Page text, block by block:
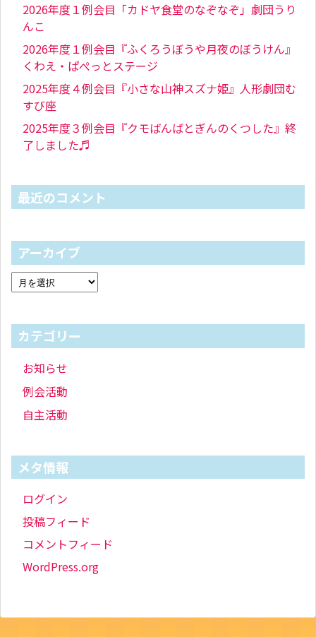
2026年度１例会目「カドヤ食堂のなぞなぞ」劇団うり
んこ
2026年度１例会目『ふくろうぼうや月夜のぼうけん』
くわえ・ぱぺっとステージ
2025年度４例会目『小さな山神スズナ姫』人形劇団む
すび座
2025年度３例会目『クモばんばとぎんのくつした』終
了しました♬
最近のコメント
アーカイブ
カテゴリー
お知らせ
例会活動
自主活動
メタ情報
ログイン
投稿フィード
コメントフィード
WordPress.org